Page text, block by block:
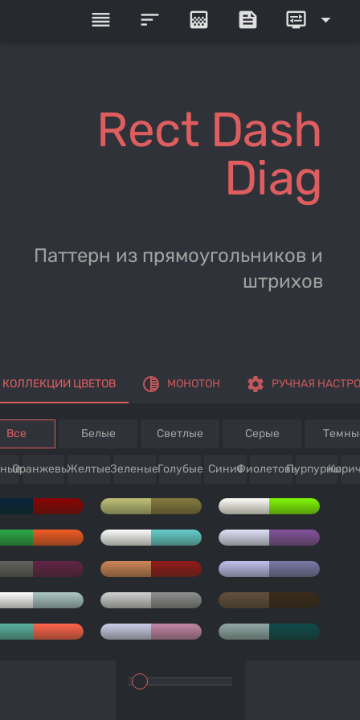
reorder sort gradient feed display_settings arrow_drop_down
Rect Dash
Diag
Паттерн из прямоугольников и
штрихов
КОЛЛЕКЦИИ ЦВЕТОВ tonality МОНОТОН settings РУЧНАЯ
Все Белые Светлые Серые
ОранжевыеЖелтыеЗеленыеГолубые СиниеФиолетовыеПурпурные